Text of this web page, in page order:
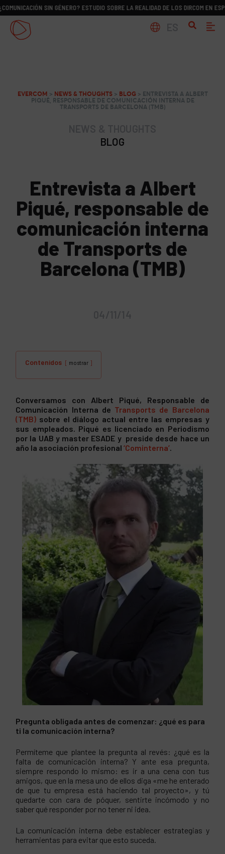
SIN GÉNERO? ESTUDIO SOBRE LA REALIDAD DE LOS DIRCOM EN ESPAÑA
EVERCOM > NEWS & THOUGHTS> BLOG > ENTREVISTA A ALBERT
PIQUÉ, RESPONSABLE DE COMUNICACIÓN INTERNA DE
TRANSPORTS DE BARCELONA (TMB)
BLOG
Entrevista a Albert
Piqué, responsable de
comunicación interna
de Transports de
Barcelona (TMB)
Contenidos mostrar
Conversamos con Albert Piqué, Responsable de
Comunicación Interna de Transports de Barcelona
(TMB) sobre el diálogo actual entre las empresas y
sus empleados. Piqué es licenciado en Periodismo
por la UAB y master ESADE y preside desde hace un
año la asociación profesional‘Cominterna’.
Pregunta obligada antes de comenzar: ¿qué es para
ti la comunicación interna?
Permíteme que plantee la pregunta al revés: ¿qué es la
falta de comunicación interna? Y ante esa pregunta,
siempre respondo lo mismo: es ir a una cena con tus
amigos, que en la mesa uno de ellos diga «me he enterado
de que tu empresa está haciendo tal proyecto», y tú
quedarte con cara de póquer, sentirte incómodo y no
saber qué responder por no tener ni idea.
La comunicación interna debe establecer estrategias y
herramientas para evitar que esto suceda.